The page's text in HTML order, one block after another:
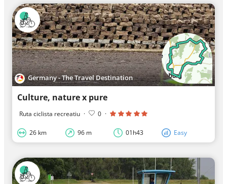
Germany - The Travel Destination
Culture, nature x pure
Ruta ciclista recreatiu · 0 ·
26 km 96 m 01h43 Easy